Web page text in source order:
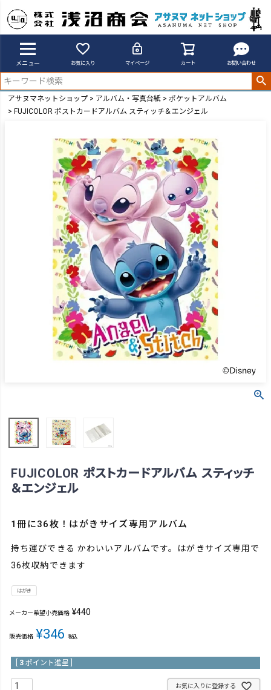
メニュー お気に入り マイページ カート お問い合わせ
アサヌマネットショップ アルバム・写真台紙
ポケットアルバム
FUJICOLOR ポストカードアルバム スティッチ＆エンジェル
FUJICOLOR ポストカードアルバム スティッチ
＆エンジェル
1冊に36枚！はがきサイズ専用アルバム
持ち運びできる かわいいアルバムです。はがきサイズ専用で
36枚収納できます
はがき
メーカー希望小売価格 ¥440
販売価格 ¥346 税込
3 ポイント進呈 ]
お気に入りに登録する